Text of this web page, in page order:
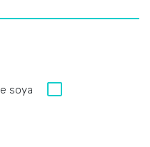
soya